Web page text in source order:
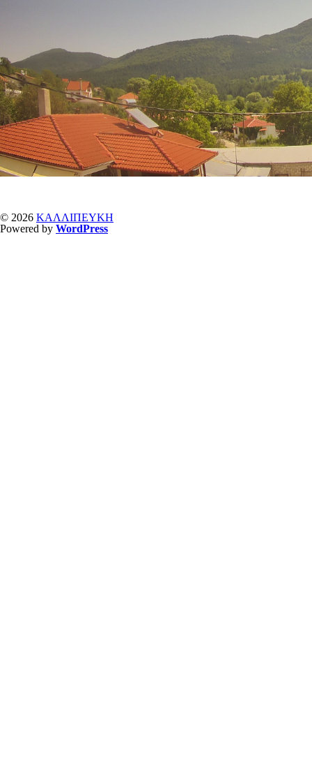
© 2026 ΚΑΛΛΙΠΕΥΚΗ
Powered by WordPress